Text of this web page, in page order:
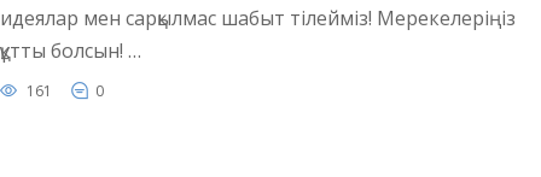
идеялар мен сарқылмас шабыт тілейміз! Мерекелеріңіз
құтты болсын! …
161 0